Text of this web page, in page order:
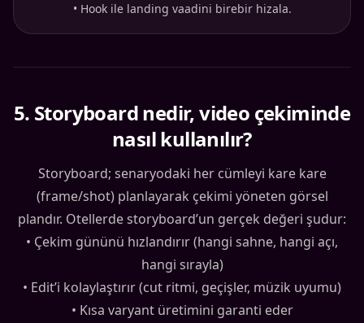
• Hook ile landing vaadini birebir hizala.
5. Storyboard nedir, video çekiminde
nasıl kullanılır?
Storyboard; senaryodaki her cümleyi kare kare
(frame/shot) planlayarak çekimi yöneten görsel
plandır. Otellerde storyboard’un gerçek değeri şudur:
• Çekim gününü hızlandırır (hangi sahne, hangi açı,
hangi sırayla)
• Edit’i kolaylaştırır (cut ritmi, geçişler, müzik uyumu)
• Kısa varyant üretimini garanti eder